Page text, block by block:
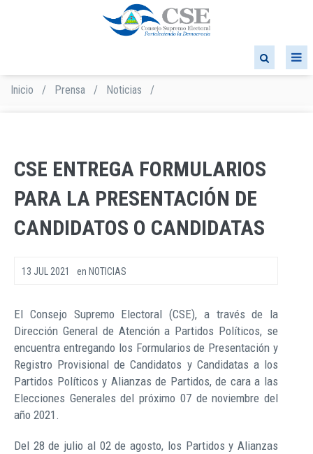
Sobrescribir
la
Inicio / Prensa / Noticias /
CSE ENTREGA FORMULARIOS
PARA LA PRESENTACIÓN DE
CANDIDATOS O CANDIDATAS
13 JUL 2021 en NOTICIAS
El Consejo Supremo Electoral (CSE), a través de la
Dirección General de Atención a Partidos Políticos, se
encuentra entregando los Formularios de Presentación y
Registro Provisional de Candidatos y Candidatas a los
Partidos Políticos y Alianzas de Partidos, de cara a las
Elecciones Generales del próximo 07 de noviembre del
año 2021.
Del 28 de julio al 02 de agosto, los Partidos y Alianzas